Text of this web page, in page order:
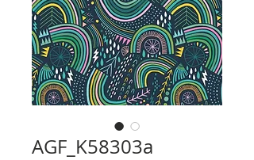
AGF_K58303a